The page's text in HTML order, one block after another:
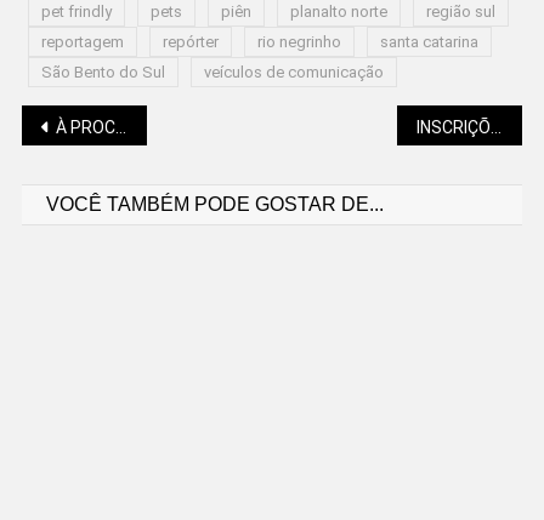
pet frindly pets piên planalto norte
região sul
reportagem
repórter rio negrinho
santa catarina
São Bento do Sul
veículos de comunicação
Navegação
À PROCURA DE EMPREGO? VEJA VAGAS DISPONÍVEIS INSCRIÇÕES PARA O PROUNI COMEÇAM NESTA TERÇA (27)
VOCÊ TAMBÉM PODE GOSTAR DE...